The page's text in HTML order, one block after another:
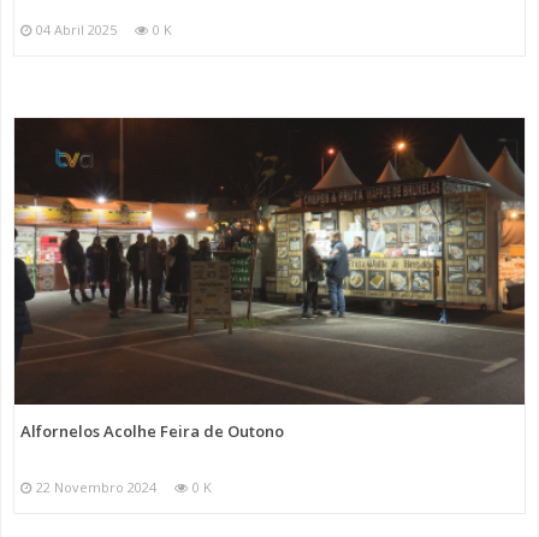
04 Abril 2025 0 K
Alfornelos Acolhe Feira de Outono
22 Novembro 2024 0 K